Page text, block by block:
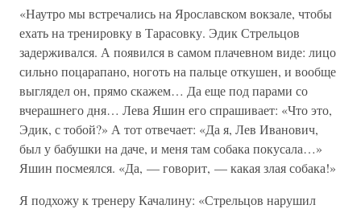
«Наутро мы встречались на Ярославском вокзале, чтобы
ехать на тренировку в Тарасовку. Эдик Стрельцов
задерживался. А появился в самом плачевном виде: лицо
сильно поцарапано, ноготь на пальце откушен, и вообще
выглядел он, прямо скажем… Да еще под парами со
вчерашнего дня… Лева Яшин его спрашивает: «Что это,
Эдик, с тобой?» А тот отвечает: «Да я, Лев Иванович,
был у бабушки на даче, и меня там собака покусала…»
Яшин посмеялся. «Да, — говорит, — какая злая собака!»
Я подхожу к тренеру Качалину: «Стрельцов нарушил